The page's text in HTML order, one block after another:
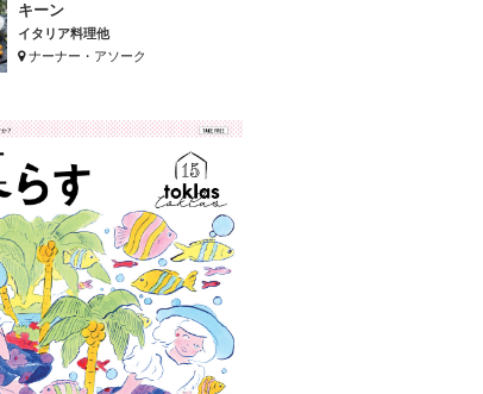
キーン
イタリア料理他
ナーナー・アソーク